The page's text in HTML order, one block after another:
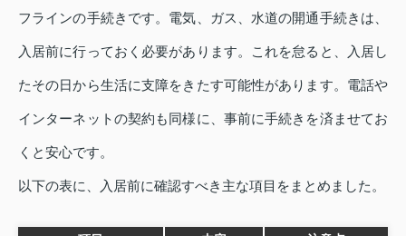
フラインの手続きです。電気、ガス、水道の開通手続きは、
入居前に行っておく必要があります。これを怠ると、入居し
たその日から生活に支障をきたす可能性があります。電話や
インターネットの契約も同様に、事前に手続きを済ませてお
くと安心です。
以下の表に、入居前に確認すべき主な項目をまとめました。